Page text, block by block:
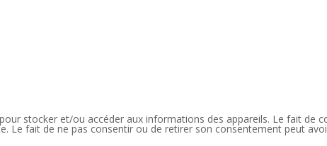
stocker et/ou accéder aux informations des appareils. Le fait de
Le fait de ne pas consentir ou de retirer son consentement peut